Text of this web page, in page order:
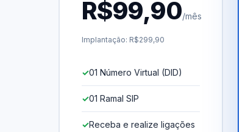
R$99,90/mês
Implantação: R$299,90
01 Número Virtual (DID)
01 Ramal SIP
Receba e realize ligações